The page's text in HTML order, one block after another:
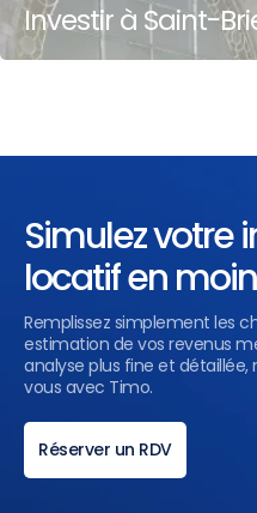
Investir à Saint-
Simulez votre
locatif en
Remplissez simplement les
estimation de vos revenus
analyse plus fine et
vous avec Timo.
Réserver un RDV